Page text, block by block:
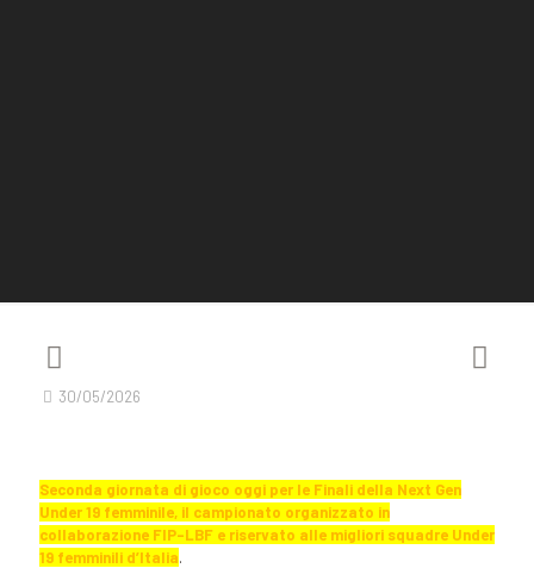
30/05/2026
Seconda giornata di gioco oggi per le Finali della Next Gen
Under 19 femminile, il campionato organizzato in
collaborazione FIP-LBF e riservato alle migliori squadre Under
19 femminili d’Italia.